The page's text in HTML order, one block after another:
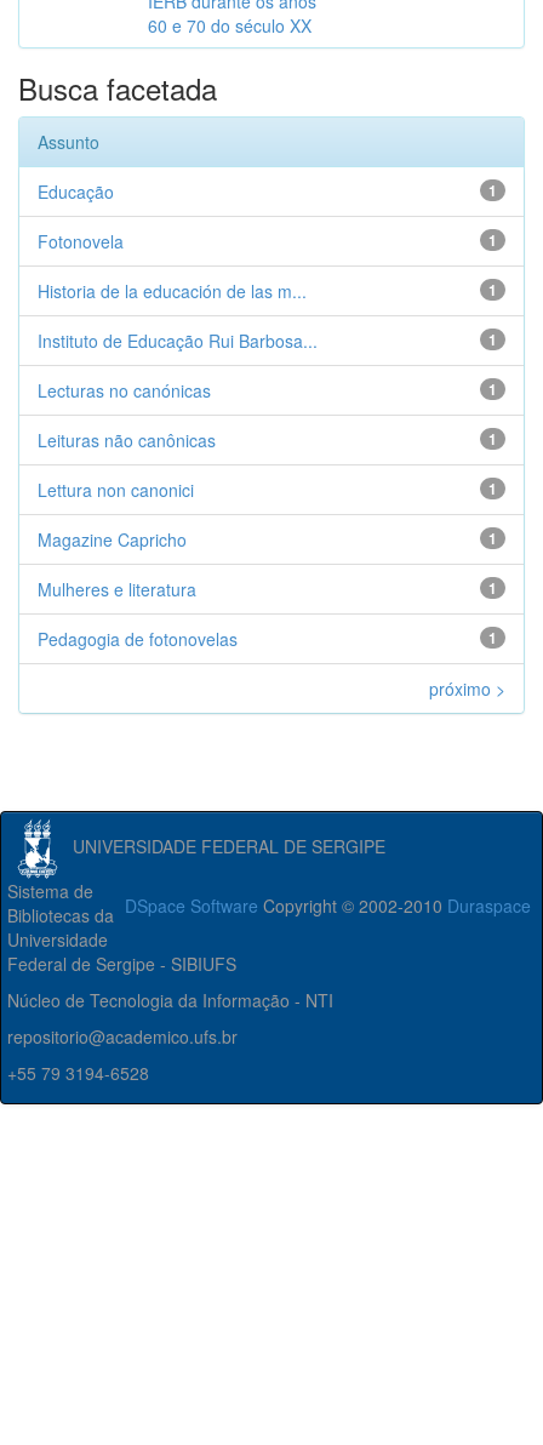
60 e 70 do século XX
Busca facetada
Assunto
1
Educação
1
Fotonovela
1
Historia de la educación de las m...
1
Instituto de Educação Rui Barbosa...
1
Lecturas no canónicas
1
Leituras não canônicas
1
Lettura non canonici
1
Magazine Capricho
1
Mulheres e literatura
1
Pedagogia de fotonovelas
próximo >
UNIVERSIDADE FEDERAL DE SERGIPE
DSpace Software Copyright © 2002-2010 Duraspace
Sistema de
Bibliotecas da
Universidade
Federal de Sergipe - SIBIUFS
Núcleo de Tecnologia da Informação - NTI
repositorio@academico.ufs.br
+55 79 3194-6528